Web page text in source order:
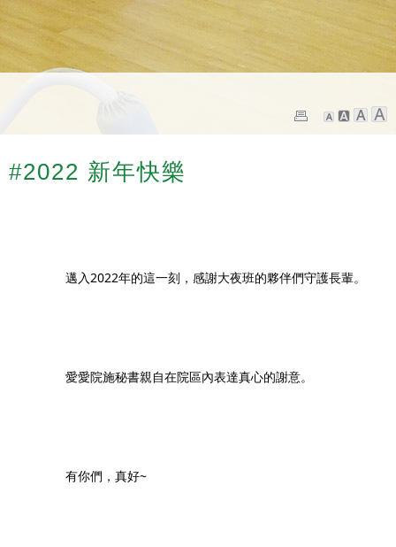
#2022 新年快樂
		邁入2022年的這一刻，感謝大夜班的夥伴們守護長輩。
		愛愛院施秘書親自在院區內表達真心的謝意。
		有你們，真好~